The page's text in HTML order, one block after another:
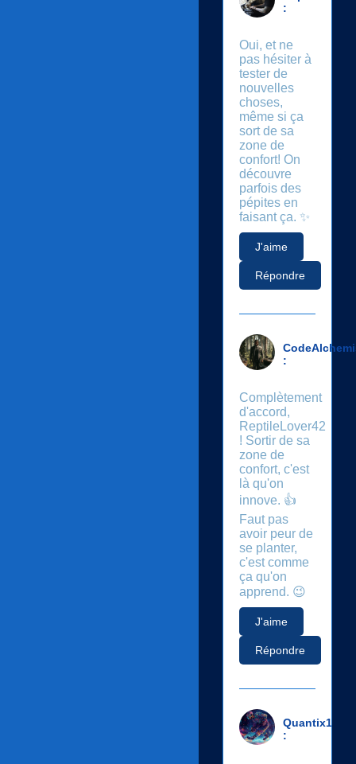
:
Oui, et ne
pas hésiter à
tester de
nouvelles
choses,
même si ça
sort de sa
zone de
confort! On
découvre
parfois des
pépites en
faisant ça. ✨
J'aime
Répondre
:
Complètement
d'accord,
ReptileLover42
! Sortir de sa
zone de
confort, c'est
là qu'on
innove. 👍
Faut pas
avoir peur de
se planter,
c'est comme
ça qu'on
apprend. 😉
J'aime
Répondre
Quantix1
: